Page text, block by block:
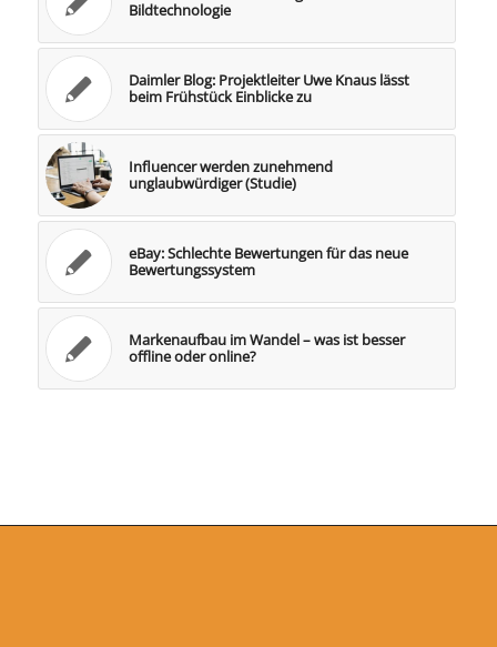
Bildtechnologie
Daimler Blog: Projektleiter Uwe Knaus lässt
beim Frühstück Einblicke zu
Influencer werden zunehmend
unglaubwürdiger (Studie)
eBay: Schlechte Bewertungen für das neue
Bewertungssystem
Markenaufbau im Wandel – was ist besser
offline oder online?